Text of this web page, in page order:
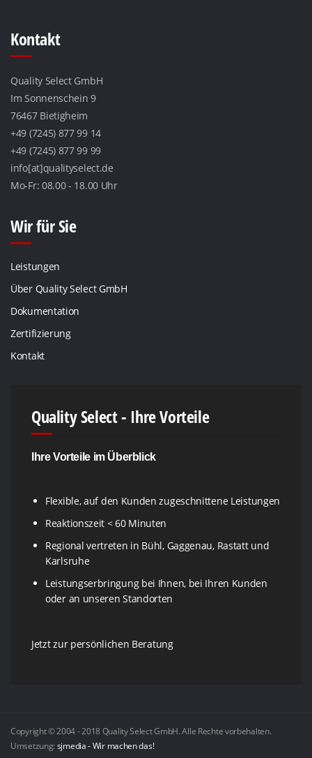
Kontakt
Quality Select GmbH
Im Sonnenschein 9
76467 Bietigheim
+49 (7245) 877 99 14
+49 (7245) 877 99 99
info[at]qualityselect.de
Mo-Fr: 08.00 - 18.00 Uhr
Wir für Sie
Leistungen
Über Quality Select GmbH
Dokumentation
Zertifizierung
Kontakt
Quality Select - Ihre Vorteile
Ihre Vorteile im Überblick
Flexible, auf den Kunden zugeschnittene Leistungen
Reaktionszeit < 60 Minuten
Regional vertreten in Bühl, Gaggenau, Rastatt und
Karlsruhe
Leistungserbringung bei Ihnen, bei Ihren Kunden
oder an unseren Standorten
Jetzt zur persönlichen Beratung
Copyright © 2004 - 2018 Quality Select GmbH. Alle Rechte vorbehalten.
Umsetzung: sjmedia - Wir machen das!